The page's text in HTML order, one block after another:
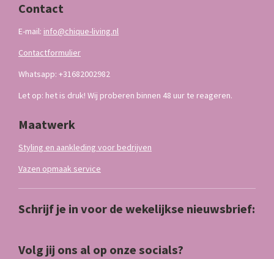
Contact
E-mail: info@chique-living.nl
Contactformulier
Whatsapp: +31682002982
Let op: het is druk! Wij proberen binnen 48 uur te reageren.
Maatwerk
Styling en aankleding voor bedrijven
Vazen opmaak service
Schrijf je in voor de wekelijkse nieuwsbrief:
Volg jij ons al op onze socials?